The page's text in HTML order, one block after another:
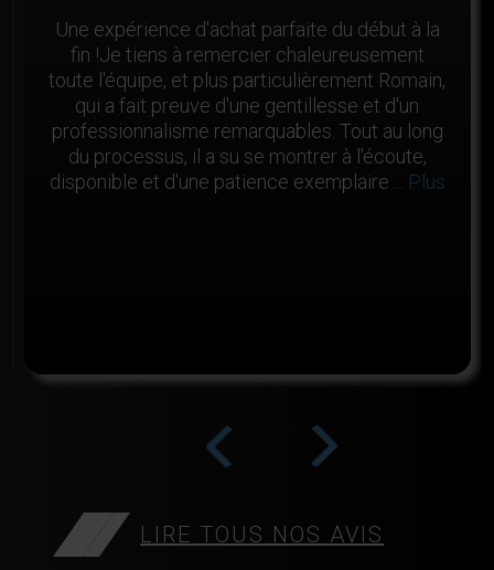
<
Une expérience d'achat parfaite du début à la
fin !Je tiens à remercier chaleureusement
toute l'équipe, et plus particulièrement Romain,
qui a fait preuve d'une gentillesse et d'un
professionnalisme remarquables. Tout au long
du processus, il a su se montrer à l'écoute,
disponible et d'une patience exemplaire ...
Plus
>
LIRE TOUS NOS AVIS